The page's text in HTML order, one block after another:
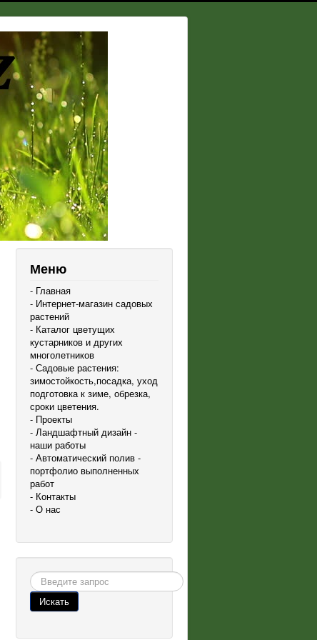
Меню
- Главная
- Интернет-магазин садовых
растений
- Каталог цветущих
кустарников и других
многолетников
- Садовые растения:
зимостойкость,посадка, уход
подготовка к зиме, обрезка,
сроки цветения.
- Проекты
- Ландшафтный дизайн -
наши работы
- Автоматический полив -
портфолио выполненных
работ
- Контакты
- О нас
Поиск
Искать